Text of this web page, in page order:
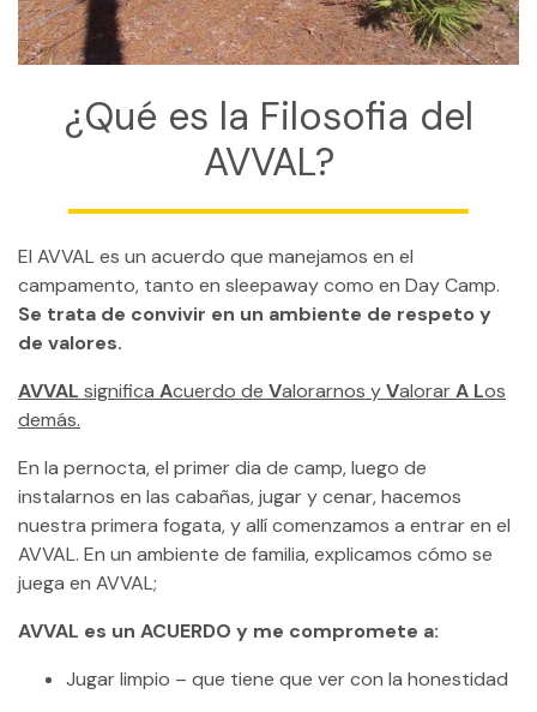
MI CUENTA
(954) 654-0395 / (954) 995-1416
info@campguaikinima.com
¿Qué es la Filosofia del
AVVAL?
El AVVAL es un acuerdo que manejamos en el
campamento, tanto en sleepaway como en Day Camp.
Se trata de convivir en un ambiente de respeto y
de valores.
AVVAL significa Acuerdo de Valorarnos yValorarA Los
demás.
En la pernocta, el primer dia de camp, luego de
instalarnos en las cabañas, jugar y cenar, hacemos
nuestra primera fogata, y allí comenzamos a entrar en el
AVVAL. En un ambiente de familia, explicamos cómo se
juega en AVVAL;
AVVAL es un ACUERDO y me compromete a:
Jugar limpio – que tiene que ver con la honestidad